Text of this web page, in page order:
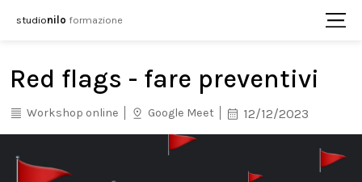
studionilo formazione
Red flags - fare preventivi
Workshop online Google Meet 12/12/2023